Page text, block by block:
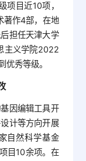
项目近10项，
著作4部，在地
担任天津大学
主义学院2022
优秀等级。
因编辑工具开
计等方向开展
自然科学基金
目10余项。在